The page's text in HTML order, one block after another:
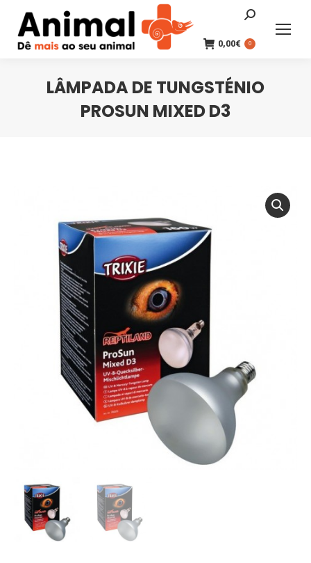
Search:
0,00€ 0
LÂMPADA DE TUNGSTÉNIO
PROSUN MIXED D3